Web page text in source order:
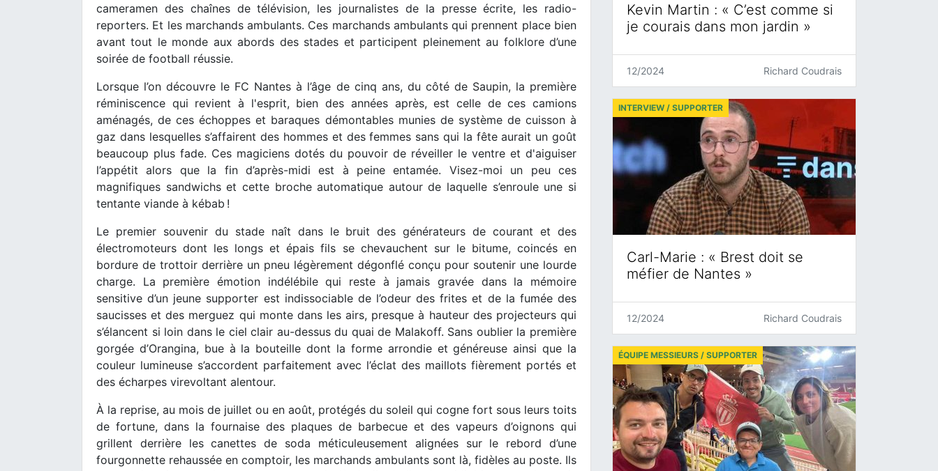
cameramen des chaînes de télévision, les journalistes de la presse écrite, les radio-
reporters. Et les marchands ambulants. Ces marchands ambulants qui prennent place bien
avant tout le monde aux abords des stades et participent pleinement au folklore d’une
soirée de football réussie.
Lorsque l’on découvre le FC Nantes à l’âge de cinq ans, du côté de Saupin, la première
réminiscence qui revient à l'esprit, bien des années après, est celle de ces camions
aménagés, de ces échoppes et baraques démontables munies de système de cuisson à
gaz dans lesquelles s’affairent des hommes et des femmes sans qui la fête aurait un goût
beaucoup plus fade. Ces magiciens dotés du pouvoir de réveiller le ventre et d'aiguiser
l’appétit alors que la fin d’après-midi est à peine entamée. Visez-moi un peu ces
magnifiques sandwichs et cette broche automatique autour de laquelle s’enroule une si
tentante viande à kébab !
Le premier souvenir du stade naît dans le bruit des générateurs de courant et des
électromoteurs dont les longs et épais fils se chevauchent sur le bitume, coincés en
bordure de trottoir derrière un pneu légèrement dégonflé conçu pour soutenir une lourde
charge. La première émotion indélébile qui reste à jamais gravée dans la mémoire
sensitive d’un jeune supporter est indissociable de l’odeur des frites et de la fumée des
saucisses et des merguez qui monte dans les airs, presque à hauteur des projecteurs qui
s’élancent si loin dans le ciel clair au-dessus du quai de Malakoff. Sans oublier la première
gorgée d’Orangina, bue à la bouteille dont la forme arrondie et généreuse ainsi que la
couleur lumineuse s’accordent parfaitement avec l’éclat des maillots fièrement portés et
des écharpes virevoltant alentour.
À la reprise, au mois de juillet ou en août, protégés du soleil qui cogne fort sous leurs toits
de fortune, dans la fournaise des plaques de barbecue et des vapeurs d’oignons qui
grillent derrière les canettes de soda méticuleusement alignées sur le rebord d’une
fourgonnette rehaussée en comptoir, les marchands ambulants sont là, fidèles au poste. Ils
Kevin Martin : « C’est comme si
je courais dans mon jardin »
12/2024 Richard Coudrais
Carl-Marie : « Brest doit se
méfier de Nantes »
INTERVIEW / SUPPORTER
12/2024 Richard Coudrais
ÉQUIPE MESSIEURS / SUPPORTER